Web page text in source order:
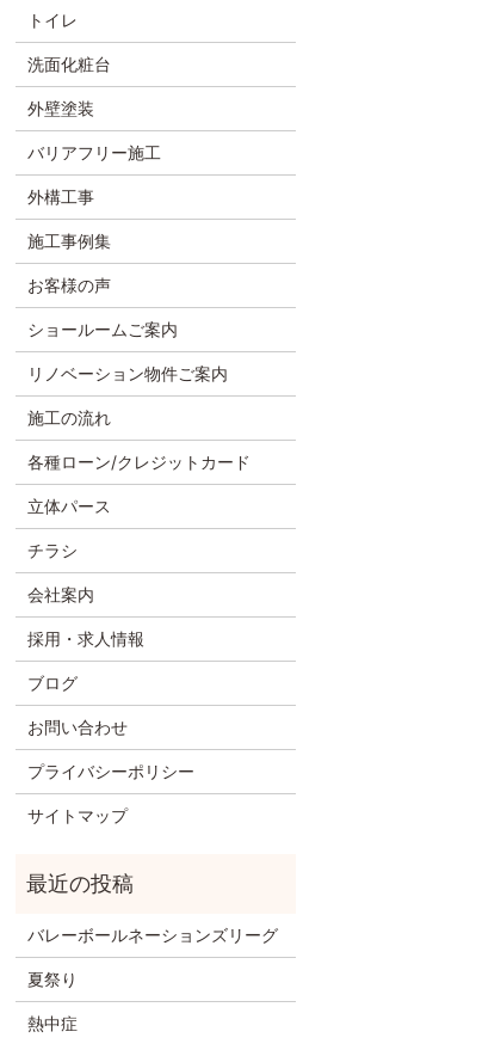
トイレ
洗面化粧台
外壁塗装
バリアフリー施工
外構工事
施工事例集
お客様の声
ショールームご案内
リノベーション物件ご案内
施工の流れ
各種ローン/クレジットカード
立体パース
チラシ
会社案内
採用・求人情報
ブログ
お問い合わせ
プライバシーポリシー
サイトマップ
バレーボールネーションズリーグ
夏祭り
熱中症